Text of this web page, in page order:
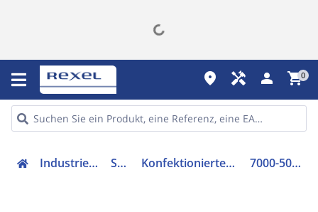
place handyman person shopping_cart0
Industriekomponenten Sensorik Konfektioniertes Sensor-Aktor-Kabel 7000-50021-9650060